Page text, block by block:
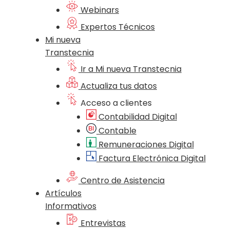
Webinars
Expertos Técnicos
Mi nueva
Transtecnia
Ir a Mi nueva Transtecnia
Actualiza tus datos
Acceso a clientes
Contabilidad Digital
Contable
Remuneraciones Digital
Factura Electrónica Digital
Centro de Asistencia
Artículos
Informativos
Entrevistas